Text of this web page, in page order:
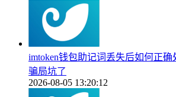
imtoken钱包助记词丢失后如何正确
骗局坑了
2026-08-05 13:20:12